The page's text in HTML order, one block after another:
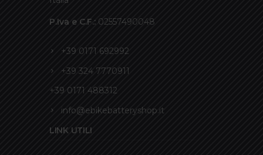
P.Iva e C.F.: 02557490048
+39 0171 692992
+39 324 7770911
+39 0171 488312
info@ebikebatteryshop.it
LINK UTILI